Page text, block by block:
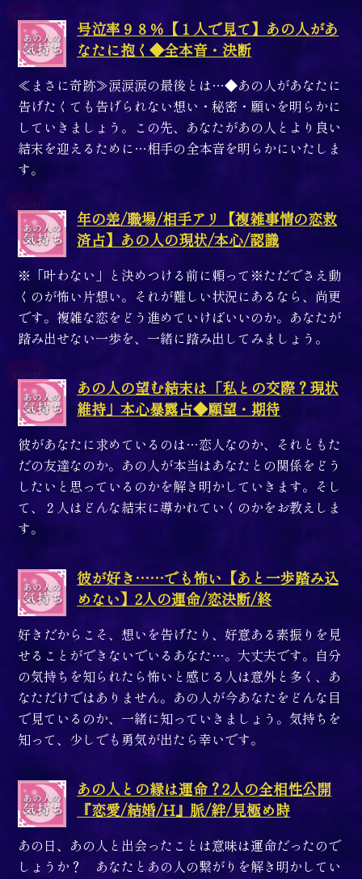
号泣率９８％【１人で見て】あの人があ
なたに抱く◆全本音・決断
≪まさに奇跡≫涙涙涙の最後とは…◆あの人があなたに
告げたくても告げられない想い・秘密・願いを明らかに
していきましょう。この先、あなたがあの人とより良い
結末を迎えるために…相手の全本音を明らかにいたしま
す。
年の差/職場/相手アリ【複雑事情の恋救
済占】あの人の現状/本心/認識
※「叶わない」と決めつける前に頼って※ただでさえ動
くのが怖い片想い。それが難しい状況にあるなら、尚更
です。複雑な恋をどう進めていけばいいのか。あなたが
踏み出せない一歩を、一緒に踏み出してみましょう。
あの人の望む結末は「私との交際？現状
維持」本心暴露占◆願望・期待
彼があなたに求めているのは…恋人なのか、それともた
だの友達なのか。あの人が本当はあなたとの関係をどう
したいと思っているのかを解き明かしていきます。そし
て、２人はどんな結末に導かれていくのかをお教えしま
す。
彼が好き……でも怖い【あと一歩踏み込
めない】2人の運命/恋決断/終
好きだからこそ、想いを告げたり、好意ある素振りを見
せることができないでいるあなた…。大丈夫です。自分
の気持ちを知られたら怖いと感じる人は意外と多く、あ
なただけではありません。あの人が今あなたをどんな目
で見ているのか、一緒に知っていきましょう。気持ちを
知って、少しでも勇気が出たら幸いです。
あの人との縁は運命？2人の全相性公開
『恋愛/結婚/H』脈/絆/見極め時
あの日、あの人と出会ったことは意味は運命だったので
しょうか？ あなたとあの人の繋がりを解き明かしてい